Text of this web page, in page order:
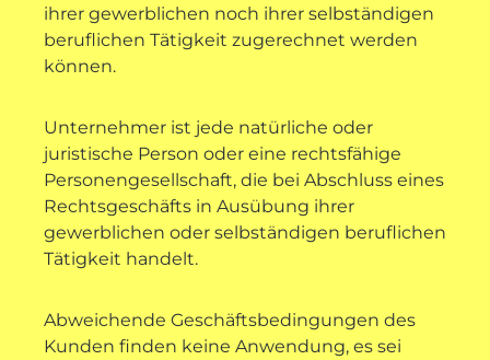
ihrer gewerblichen noch ihrer selbständigen
beruflichen Tätigkeit zugerechnet werden
können.
Unternehmer ist jede natürliche oder
juristische Person oder eine rechtsfähige
Personengesellschaft, die bei Abschluss eines
Rechtsgeschäfts in Ausübung ihrer
gewerblichen oder selbständigen beruflichen
Tätigkeit handelt.
Abweichende Geschäftsbedingungen des
Kunden finden keine Anwendung, es sei